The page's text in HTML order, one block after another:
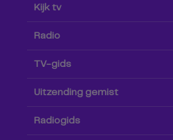
Kijk tv
Radio
TV-gids
Uitzending gemist
Radiogids